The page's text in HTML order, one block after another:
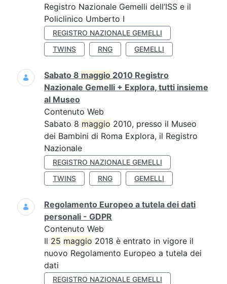
Registro Nazionale Gemelli dell’ISS e il
Policlinico Umberto I
REGISTRO NAZIONALE GEMELLI
TWINS
RNG GEMELLI
Sabato 8 maggio 2010 Registro
Nazionale Gemelli + Explora, tutti insieme
al Museo
Contenuto Web
Sabato 8 maggio 2010, presso il Museo
dei Bambini di Roma Explora, il Registro
Nazionale
REGISTRO NAZIONALE GEMELLI
TWINS
RNG GEMELLI
Regolamento Europeo a tutela dei dati
personali - GDPR
Contenuto Web
Il 25 maggio 2018 è entrato in vigore il
nuovo Regolamento Europeo a tutela dei
dati
REGISTRO NAZIONALE GEMELLI